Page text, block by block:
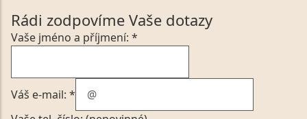
Rádi zodpovíme Vaše dotazy
Vaše jméno a příjmení: *
Váš e-mail: *